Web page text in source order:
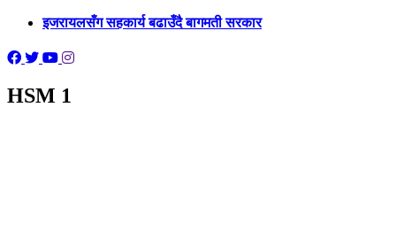
इजरायलसँग सहकार्य बढाउँदै बागमती सरकार
HSM 1